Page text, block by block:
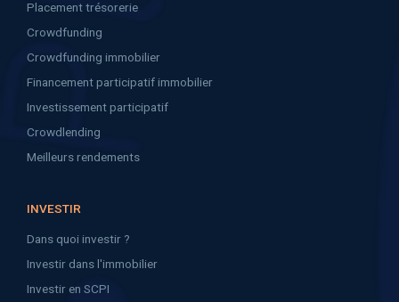
Placement trésorerie
Crowdfunding
Crowdfunding immobilier
Financement participatif immobilier
Investissement participatif
Crowdlending
Meilleurs rendements
INVESTIR
Dans quoi investir ?
Investir dans l'immobilier
Investir en SCPI